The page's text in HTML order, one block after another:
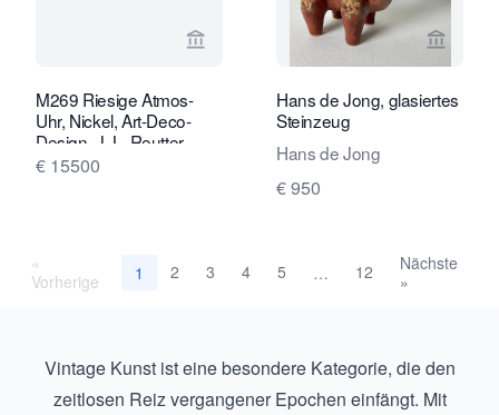
Verkaeuferseite von Van Brug
M269 Riesige Atmos-
Uhr, Nickel, Art-Deco-
Design, J. L. Reutter,
nummeriert 6179,
€ 15500
Hans de Jong, glasiertes
Steinzeug
Hans de Jong
€ 950
«
Vorherige
1 2 3 4 5 … 12
Nächste
»
Vintage Kunst ist eine besondere Kategorie, die den
zeitlosen Reiz vergangener Epochen einfängt. Mit